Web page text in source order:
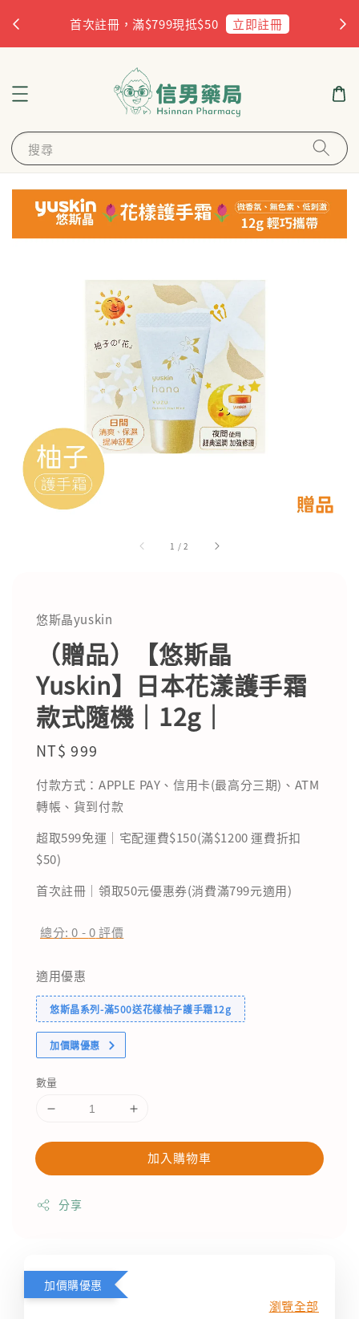
首次註冊，滿$799現抵$50 立即註冊
搜尋
1 /2
悠斯晶yuskin
（贈品）【悠斯晶
Yuskin】日本花漾護手霜
款式隨機｜12g｜
Regular
NT$ 999
付款方式：APPLE PAY、信用卡(最高分三期)、ATM
轉帳、貨到付款
超取599免運｜宅配運費$150(滿$1200 運費折扣
$50)
首次註冊｜領取50元優惠券(消費滿799元適用)
總分:0 -0評價
適用優惠
悠斯晶系列-滿500送花樣柚子護手霜12g
加價購優惠
數量
加入購物車
分享
加價購優惠
瀏覽全部